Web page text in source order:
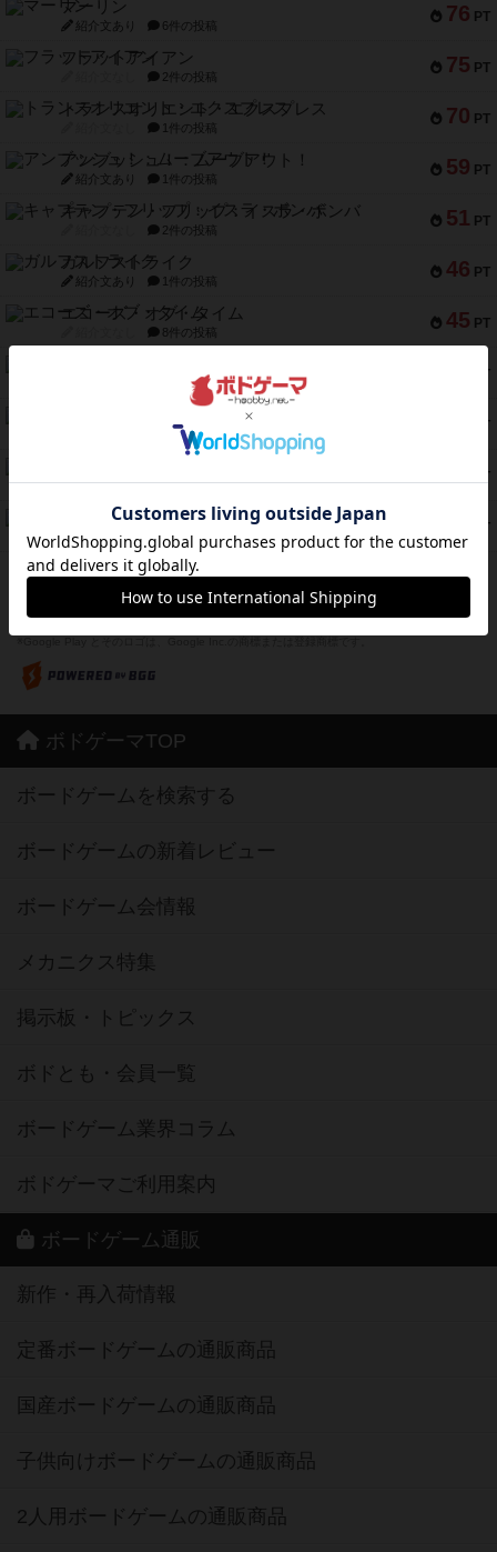
76 PT
マーリン
紹介文あり 6件の投稿
75 PT
フラットアイアン
2件の投稿
70 PT
トランスオリエント・エクスプレス
1件の投稿
59 PT
アンブッシュ！：ムーブアウト！
紹介文あり 1件の投稿
51 PT
キャプテン・フリップ：イスラ・ボンバ
2件の投稿
46 PT
ガルフストライク
紹介文あり 1件の投稿
45 PT
エコーズ・オブ・タイム
8件の投稿
PT
12件の投稿
PT
1件の投稿
PT
紹介文なし 1件の投稿
PT
ドコジャン
紹介文あり 10件の投稿
※Apple、Apple のロゴ は、米国および他の国々で登録されたApple Inc.の商標です。
※App Store は、Apple Inc.のサービスマークです。
※Android は、グーグル インコーポレイテッドの商標または登録商標です。
ボドゲーマTOP
ボードゲームを検索する
ボードゲームの新着レビュー
ボードゲーム会情報
メカニクス特集
掲示板・トピックス
ボドとも・会員一覧
ボードゲーム業界コラム
ボドゲーマご利用案内
ボードゲーム通販
新作・再入荷情報
定番ボードゲームの通販商品
国産ボードゲームの通販商品
子供向けボードゲームの通販商品
2人用ボードゲームの通販商品